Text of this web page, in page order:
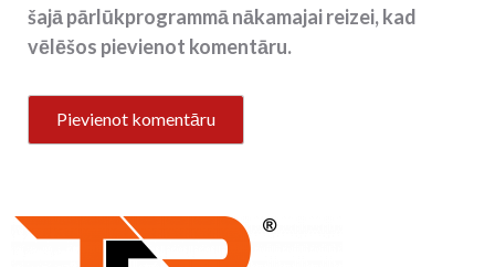
šajā pārlūkprogrammā nākamajai reizei, kad
vēlēšos pievienot komentāru.